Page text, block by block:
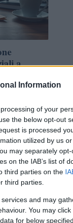
Information
of your
the below opt-out
is processed
utilized by us
may separately
on the IAB’s list of
third parties on the
third parties.
and may
You may
for below
a
in